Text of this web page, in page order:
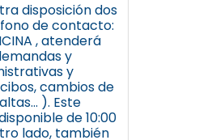
disposición dos
de contacto:
, atenderá
y
y
cambios de
). Este
de 10:00
lado, también